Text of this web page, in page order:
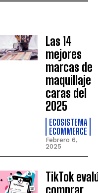
Las 14
mejores
marcas de
maquillaje
caras del
2025
ECOSISTEMA
ECOMMERCE
Febrero 6,
2025
TikTok
comprar